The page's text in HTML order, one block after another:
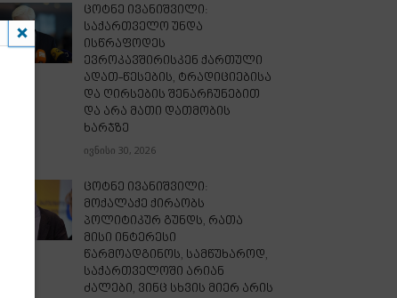
ცოტნე ივანიშვილი:
საქართველო უნდა
ისწრაფოდეს
ევროკავშირისკენ ქართული
ადათ-წესების, ტრადიციებისა
და ღირსების შენარჩუნებით
და არა მათი დათმობის
ხარჯზე
ივნისი 30, 2026
ცოტნე ივანიშვილი:
მოქალაქე ქირაობს
პოლიტიკურ გუნდს, რათა
მისი ინტერესი
წარმოადგინოს, სამწუხაროდ,
საქართველოში არიან
ძალები, ვინც სხვის მიერ არის